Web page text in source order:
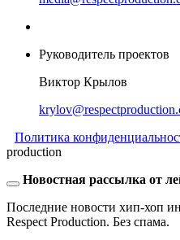
Руководитель проектов
Виктор Крылов
Политика
production
Новостная рассылка от
Последние новости хип-хоп
Respect Production. Без спама.